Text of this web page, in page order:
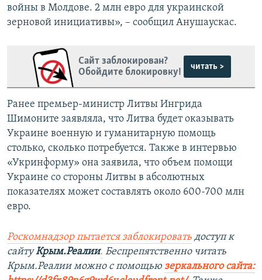
войны в Молдове. 2 млн евро для украинской
зерновой инициативы», – сообщил Анушаускас.
Сайт заблокирован?
Обойдите блокировку!
читать >
Ранее премьер-министр Литвы Ингрида
Шимоните заявляла, что Литва будет оказывать
Украине военную и гуманитарную помощь
столько, сколько потребуется. Также в интервью
«Укринформу» она заявила, что объем помощи
Украине со стороны Литвы в абсолютных
показателях может составлять около 600-700 млн
евро.
Роскомнадзор пытается заблокировать доступ к
сайтуКрым.Реалии. Беспрепятственно читать
Крым.Реалии можно с помощью зеркального сайта: